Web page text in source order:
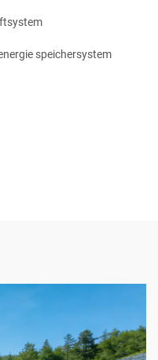
speichersystem